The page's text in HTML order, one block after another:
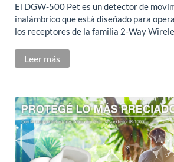
El DGW-500 Pet es un detector de
inalámbrico que está diseñado para
los receptores de la familia 2-Way
Leer más